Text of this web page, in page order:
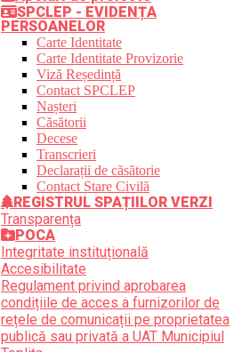
SPCLEP - EVIDENȚA
PERSOANELOR
Carte Identitate
Carte Identitate Provizorie
Viză Reședință
Contact SPCLEP
Nașteri
Căsătorii
Decese
Transcrieri
Declarații de căsătorie
Contact Stare Civilă
REGISTRUL SPAȚIILOR VERZI
Transparența
POCA
Integritate instituțională
Accesibilitate
Regulament privind aprobarea
condițiile de acces a furnizorilor de
rețele de comunicații pe proprietatea
publică sau privată a UAT Municipiul